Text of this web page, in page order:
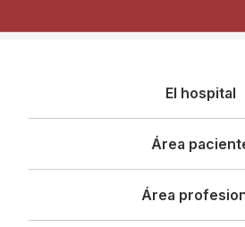
principal
El hospital
Área
Área